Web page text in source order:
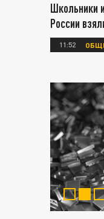
Школьники
России
11:52